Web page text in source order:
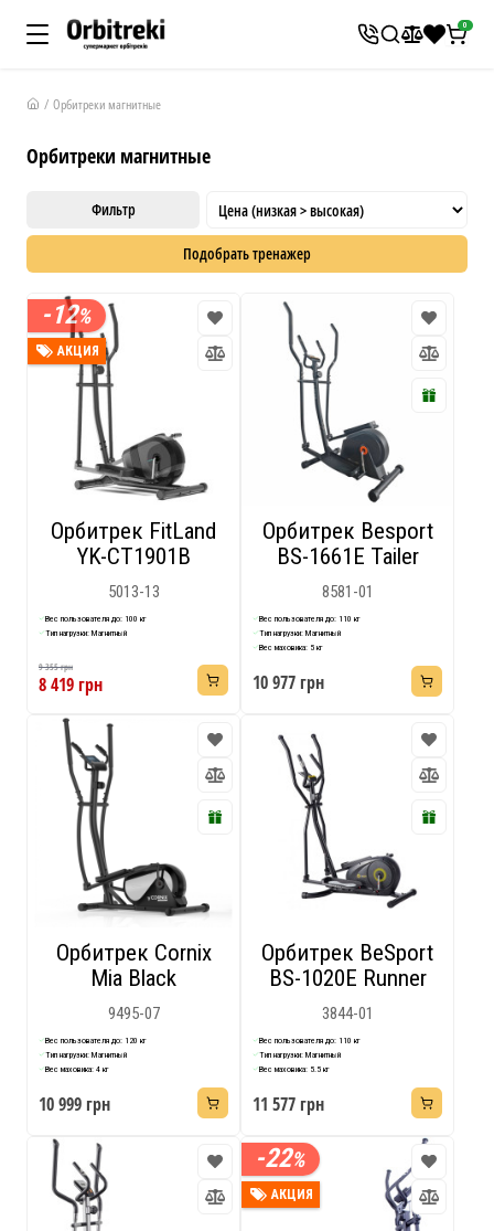
0
Орбитреки магнитные
Орбитреки магнитные
Фильтр
Подобрать тренажер
Ваш рост
Ваш вес кг
Ваш бюджет
Я ищу:
Подобрать
-12%
АКЦИЯ
Орбитрек FitLand
YK-СТ1901В
5013-13
Вес пользователя до: 100 кг
Тип нагрузки: Магнитный
9 355 грн
8 419 грн
Орбитрек Besport
BS-1661E Tailer
8581-01
Вес пользователя до: 110 кг
Тип нагрузки: Магнитный
Вес маховика: 5 кг
10 977 грн
Орбитрек Cornix
Mia Black
9495-07
Вес пользователя до: 120 кг
Тип нагрузки: Магнитный
Вес маховика: 4 кг
10 999 грн
Орбитрек BeSport
BS-1020E Runner
3844-01
Вес пользователя до: 110 кг
Тип нагрузки: Магнитный
Вес маховика: 5.5 кг
11 577 грн
-22%
АКЦИЯ